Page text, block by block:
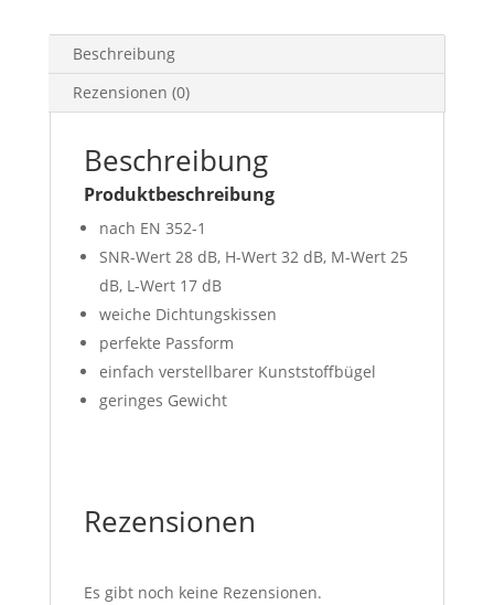
Beschreibung
Rezensionen (0)
Beschreibung
Produktbeschreibung
nach EN 352-1
SNR-Wert 28 dB, H-Wert 32 dB, M-Wert 25
dB, L-Wert 17 dB
weiche Dichtungskissen
perfekte Passform
einfach verstellbarer Kunststoffbügel
geringes Gewicht
Rezensionen
Es gibt noch keine Rezensionen.